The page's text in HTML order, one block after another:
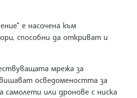
е насочена към
способни да откриват и
мрежа за
осведомеността за
или дронове с ниска